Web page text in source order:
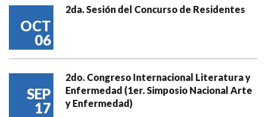
OCT
06
2da. Sesión del Concurso de Residentes
SEP
17
2do. Congreso Internacional Literatura y
Enfermedad (1er. Simposio Nacional Arte
y Enfermedad)